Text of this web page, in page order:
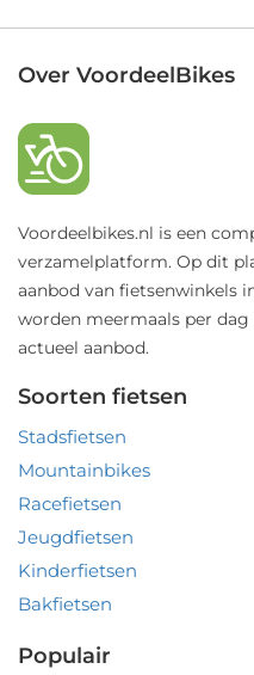
Over VoordeelBikes
Voordeelbikes.nl is een
verzamelplatform. Op dit
aanbod van fietsenwinkels
worden meermaals per
actueel aanbod.
Soorten fietsen
Stadsfietsen
Mountainbikes
Racefietsen
Jeugdfietsen
Kinderfietsen
Bakfietsen
Populair